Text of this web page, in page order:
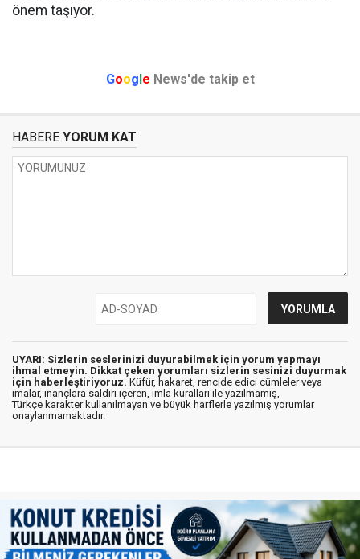
önem taşıyor.
Google News'de takip et
HABERE YORUM KAT
UYARI: Sizlerin seslerinizi duyurabilmek için yorum yapmayı
ihmal etmeyin. Dikkat çeken yorumları sizlerin sesinizi duyurmak
için haberleştiriyoruz. Küfür, hakaret, rencide edici cümleler veya
imalar, inançlara saldırı içeren, imla kuralları ile yazılmamış,
Türkçe karakter kullanılmayan ve büyük harflerle yazılmış yorumlar
onaylanmamaktadır.